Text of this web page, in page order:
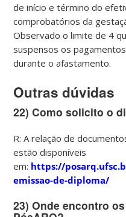
de início e término do
comprobatórios da
Observado o limite de 4
suspensos os
durante o afastamento.
Outras dúvidas
22) Como solicito o
R: A relação de
estão disponíveis
em: https://
emissao-de-diploma/
23) Onde encontro